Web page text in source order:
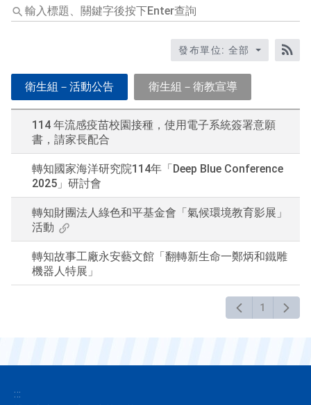
入
關
後
發布單位: 全部
衛生組－活動公告 衛生組－衛教宣導
114 年流感疫苗校園接種，使用電子系統簽署意願
書，請家長配合
轉知國家海洋研究院114年「Deep Blue Conference
2025」研討會
轉知財團法人綠色和平基金會「氣候環境教育影展」
活動
轉知故事工廠永安藝文館「翻轉新生命一鄭炳和鐵雕
機器人特展」
1
:::